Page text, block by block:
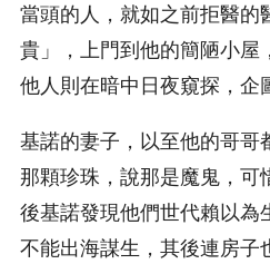
當頭的人，就如之前拒醫的
貴」，上門到他的簡陋小屋
他人則在暗中日夜窺探，企
基諾的妻子，以至他的哥哥
那顆珍珠，說那是魔鬼，可
後基諾發現他們世代賴以為
不能出海謀生，其後連房子